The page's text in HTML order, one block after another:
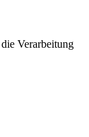
Verarbeitung